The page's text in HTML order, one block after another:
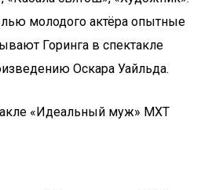
молодого актёра опытные
Горинга в спектакле
Оскара Уайльда.
«Идеальный муж» МХТ